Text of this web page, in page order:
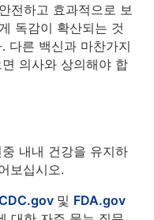
전하고 효과적으로 보
독감이 확산되는 것
다른 백신과 마찬가지
의사와 상의해야 합
내내 건강을 유지하
보십시오.
및 FDA.gov